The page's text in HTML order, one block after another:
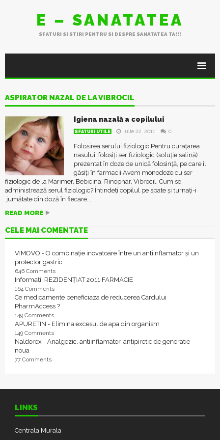
E – SANATATEA
SFATURI SI STIRI PENTRU SI DESPRE SANATATEA TA!!!
ASPIRATOR NAZAL DE LA VIBROCIL
Igiena nazală a copilului
SFATURI UTILE iulie 22, 2011 0
Folosirea serului fiziologic Pentru curațarea
nasului, folosiți ser fiziologic (soluție salină)
prezentat în doze de unică folosință, pe care îl
găsiți în farmacii.Avem monodoze cu ser
fiziologic de la Marimer, Bebicina, Rinophar, Vibrocil. Cum se
administrează serul fiziologic? Întindeți copilul pe spate și turnați-i
jumătate din doză în fiecare...
READ MORE
CELE MAI COMENTATE
VIMOVO - O combinație inovatoare între un antiinflamator și un
protector gastric
646 Comments
Informații REZIDENȚIAT 2011 FARMACIE
164 Comments
Ce medicamente beneficiaza de reducerea Cardului
PharmAccess ?
149 Comments
APURETIN - Elimina excesul de apa din organism
149 Comments
Naldorex - Analgezic, antiinflamator, antipiretic de generatie
noua
77 Comments
LINKS
Centrala Murala